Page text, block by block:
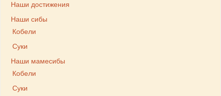
Наши достижения
Наши сибы
Кобели
Суки
Наши мамесибы
Кобели
Суки